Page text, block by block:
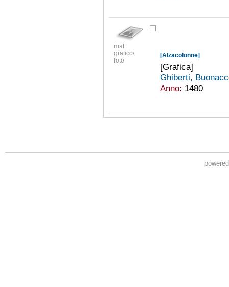
mat.
grafico/
foto
[Alzacolonne]
[Grafica]
Ghiberti,
Anno: 1480